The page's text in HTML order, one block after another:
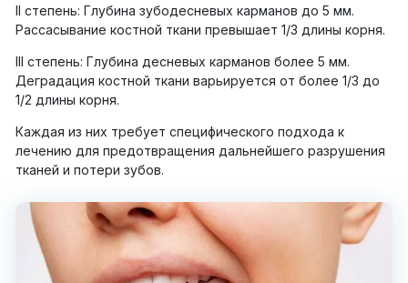
II степень: Глубина зубодесневых карманов до 5 мм.
Рассасывание костной ткани превышает 1/3 длины корня.
III степень: Глубина десневых карманов более 5 мм.
Деградация костной ткани варьируется от более 1/3 до
1/2 длины корня.
Каждая из них требует специфического подхода к
лечению для предотвращения дальнейшего разрушения
тканей и потери зубов.